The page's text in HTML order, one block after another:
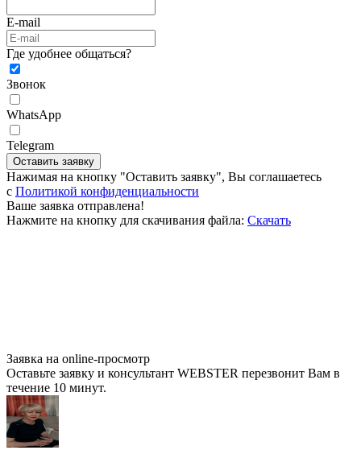
E-mail
Где удобнее общаться?
Звонок
WhatsApp
Telegram
Оставить заявку
Нажимая на кнопку "Оставить заявку", Вы соглашаетесь
c Политикой конфиденциальности
Ваше заявка отправлена!
Нажмите на кнопку для скачивания файла: Скачать
Заявка на online-просмотр
Оставьте заявку и консультант WEBSTER перезвонит Вам в
течение 10 минут.